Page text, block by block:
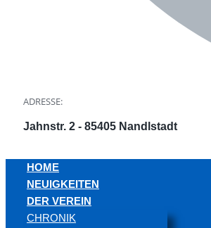
ADRESSE:
Jahnstr. 2 - 85405 Nandlstadt
HOME
NEUIGKEITEN
DER VEREIN
CHRONIK